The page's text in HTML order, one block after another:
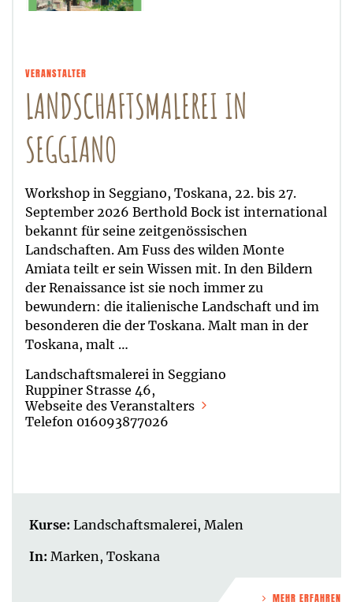
VERANSTALTER
LANDSCHAFTSMALEREI IN
SEGGIANO
Workshop in Seggiano, Toskana, 22. bis 27.
September 2026 Berthold Bock ist international
bekannt für seine zeitgenössischen
Landschaften. Am Fuss des wilden Monte
Amiata teilt er sein Wissen mit. In den Bildern
der Renaissance ist sie noch immer zu
bewundern: die italienische Landschaft und im
besonderen die der Toskana. Malt man in der
Toskana, malt …
Landschaftsmalerei in Seggiano
Ruppiner Strasse 46,
Webseite des Veranstalters
Telefon 016093877026
Kurse: Landschaftsmalerei, Malen
In: Marken, Toskana
MEHR ERFAHREN